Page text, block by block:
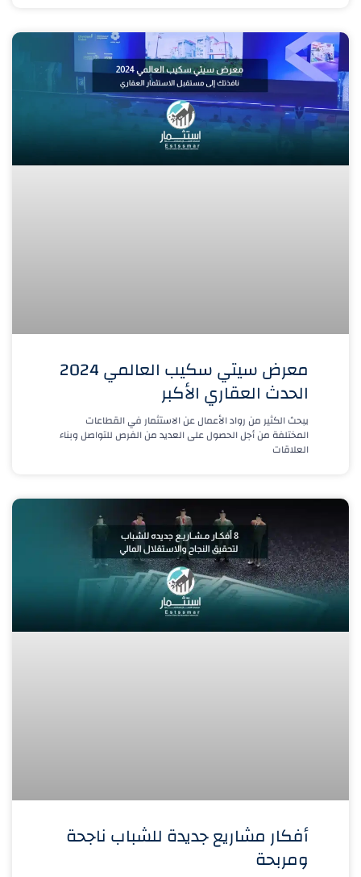
معرض سيتي سكيب العالمي 2024
الحدث العقاري الأكبر
يبحث الكثير من رواد الأعمال عن الاستثمار في القطاعات
المختلفة من أجل الحصول على العديد من الفرص للتواصل وبناء
العلاقات
أفكار مشاريع جديدة للشباب ناجحة
ومربحة